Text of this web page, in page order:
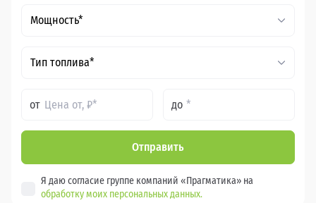
Мощность*
Тип топлива*
от до
Отправить
Я даю согласие группе компаний «Прагматика» на
обработку моих персональных данных.